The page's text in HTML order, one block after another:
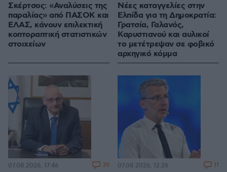
Σκέρτσος: «Αναλύσεις της
παραλίας» από ΠΑΣΟΚ και
ΕΛΑΣ, κάνουν επιλεκτική
κοπτοραπτική στατιστικών
στοιχείων
Νέες καταγγελίες στην
Ελπίδα για τη Δημοκρατία:
Γρατσία, Γαλανός,
Καρυστιανού και αυλικοί
το μετέτρεψαν σε φοβικό
αρχηγικό κόμμα
07.08.2026, 17:46 39 07.08.2026, 12:26 11